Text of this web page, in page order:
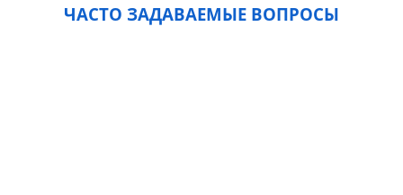
ЧАСТО ЗАДАВАЕМЫЕ ВОПРОСЫ